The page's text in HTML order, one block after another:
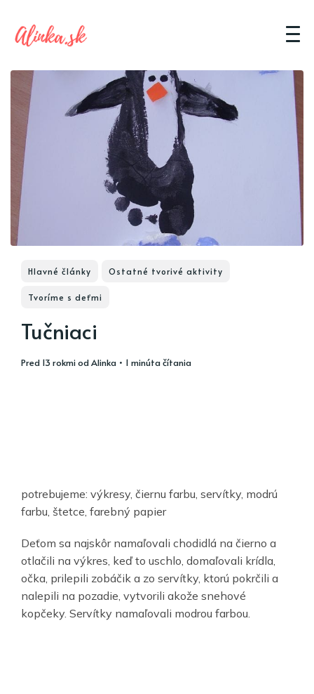
Hlavné články Ostatné tvorivé aktivity
Tvoríme s deťmi
Tučniaci
pred 13 rokmiodAlinka • 1 minúta čítania
potrebujeme: výkresy, čiernu farbu, servítky, modrú
farbu, štetce, farebný papier
Deťom sa najskôr namaľovali chodidlá na čierno a
otlačili na výkres, keď to uschlo, domaľovali krídla,
očka, prilepili zobáčik a zo servítky, ktorú pokrčili a
nalepili na pozadie, vytvorili akože snehové
kopčeky. Servítky namaľovali modrou farbou.